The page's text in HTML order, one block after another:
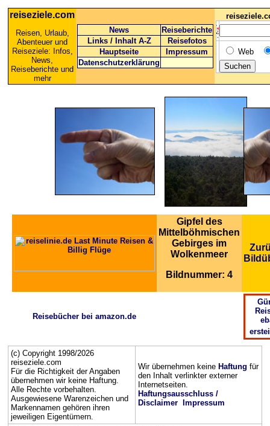
reiseziele.com
Reisen, Urlaub,
Abenteuer und
Reiseziele: Infos,
News,
Reiseberichte und
mehr
News
Reiseberichte
Links / Inhalt A-Z
Reisefotos
Hauptseite
Impressum
Datenschutzerklärung
Web
Gipfel des
Mittelböhmischen
Gebirges im
Wolkenmeer
Bildnummer: 4
Reisebücher bei amazon.de
(c) Copyright 1998/2026
reiseziele.com
Für die Richtigkeit der Angaben
übernehmen wir keine Haftung.
Alle Rechte vorbehalten.
Ausgewiesene Warenzeichen und
Markennamen gehören ihren
jeweiligen Eigentümern.
Wir übernehmen keine Haftung für
den Inhalt verlinkter externer
Internetseiten.
Haftungsausschluss /
Disclaimer
Impressum